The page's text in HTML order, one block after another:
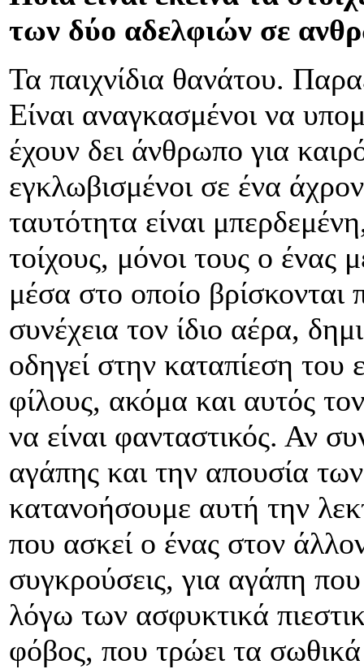
των δύο αδελφιών σε
Τα παιχνίδια θανάτου.
Είναι αναγκασμένοι να
έχουν δει άνθρωπο για
εγκλωβισμένοι σε ένα
ταυτότητα είναι
τοίχους, μόνοι τους ο
μέσα στο οποίο βρίσκονται
συνέχεια τον ίδιο αέρα,
οδηγεί στην καταπίεση
φίλους, ακόμα και αυτός
να είναι φανταστικός. Αν
αγάπης και την απουσία
κατανοήσουμε αυτή την
που ασκεί ο ένας στον
συγκρούσεις, για αγάπη
λόγω των ασφυκτικά
φόβος, που τρώει τα